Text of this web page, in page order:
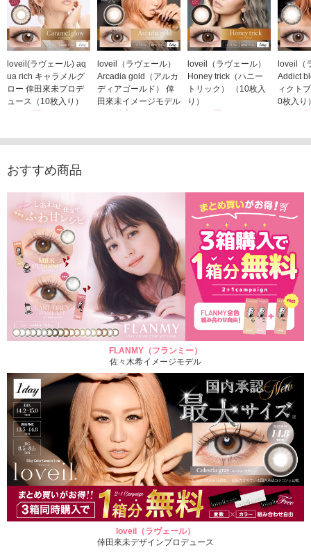
loveil(ラヴェール) aq
ua rich キャラメルグ
ロー 倖田來未プロデ
ュース（10枚入り）
loveil（ラヴェール）
Arcadia gold（アルカ
ディアゴールド） 倖
田來未イメージモデル
（10枚入り）
loveil（ラヴェール）
Honey trick（ハニー
トリック） （10枚入
り）
loveil（
Addict
ィクト
0枚入り
おすすめ商品
FLANMY（フランミー）
佐々木希イメージモデル
loveil（ラヴェール）
倖田來未デザインプロデュース